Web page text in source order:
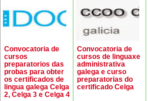
Convocatoria de
cursos
preparatorios das
probas para obter
os certificados de
lingua galega Celga
2, Celga 3 e Celga 4
Convocatoria de
cursos de linguaxe
administrativa
galega e curso
preparatorias do
certificado Celga